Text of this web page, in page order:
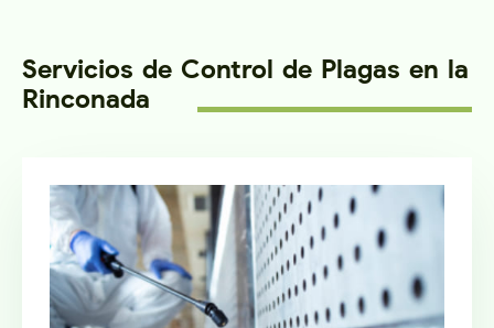
Servicios de Control de Plagas en la
Rinconada